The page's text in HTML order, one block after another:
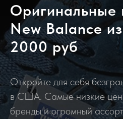
Оригинальные
New Balance
2000 руб
Откройте для себя
в США. Самые низкие
бренды и огромный